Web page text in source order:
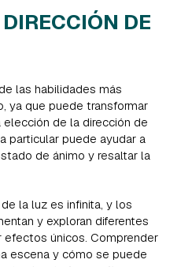
DE
las habilidades más
ya que puede transformar
de la dirección de
particular puede ayudar a
de ánimo y resaltar la
la luz es infinita, y los
y exploran diferentes
efectos únicos. Comprender
escena y cómo se puede